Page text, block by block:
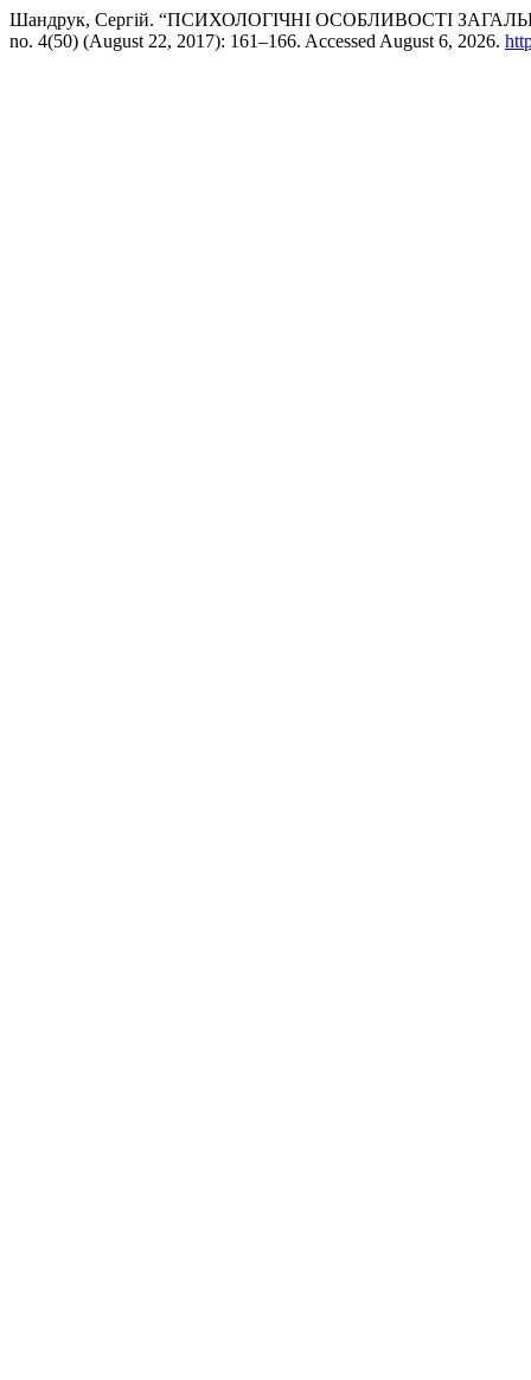
Шандрук, Сергій. “ПСИХОЛОГІЧНІ ОСОБЛИВОСТІ
no. 4(50) (August 22, 2017): 161–166. Accessed August 6, 2026.